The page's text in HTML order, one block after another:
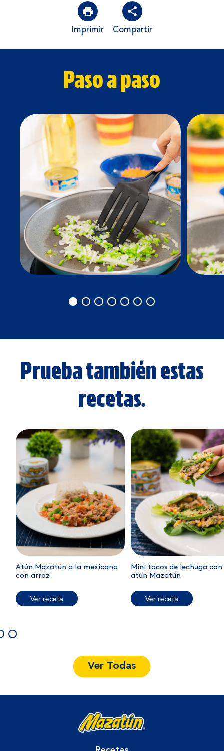
Imprimir Compartir
Paso a paso
Prueba también estas
recetas.
Atún Mazatún a la mexicana
con arroz
Ver receta
Mini tacos de lechuga con
atún Mazatún
Ver receta
Ver Todas